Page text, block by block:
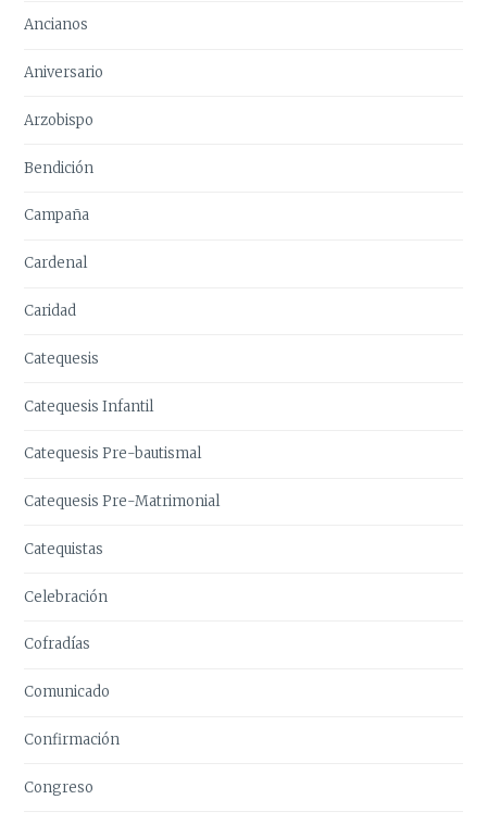
Ancianos
Aniversario
Arzobispo
Bendición
Campaña
Cardenal
Caridad
Catequesis
Catequesis Infantil
Catequesis Pre-bautismal
Catequesis Pre-Matrimonial
Catequistas
Celebración
Cofradías
Comunicado
Confirmación
Congreso